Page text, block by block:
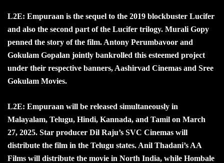
L2E: Empuraan is the sequel to the 2019 blockbuster Lucifer
and also the second part of the Lucifer trilogy. Murali Gopy
penned the story of the film. Antony Perumbavoor and
Gokulam Gopalan jointly bankrolled this esteemed project
under their respective banners, Aashirvad Cinemas and Sree
Gokulam Movies.
L2E: Empuraan will be released simultaneously in
Malayalam, Telugu, Hindi, Kannada, and Tamil on March
27, 2025. Star producer Dil Raju’s SVC Cinemas will
distribute the film in the Telugu states. Anil Thadani’s AA
Films will distribute the movie in North India, while Hombale